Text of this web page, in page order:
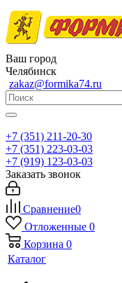
Ваш город
Челябинск
zakaz@formika74.ru
+7 (351) 211-20-30
+7 (351) 223-03-03
+7 (919) 123-03-03
Заказать звонок
Сравнение0
Отложенные 0
Корзина 0
Каталог